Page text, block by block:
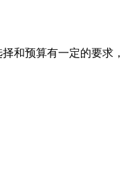
和预算有一定的要求，